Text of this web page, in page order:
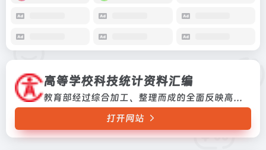
高等学校科技统计资料汇编
教育部经过综合加工、整理而成的全面反映高等学校科技活动总体情况的数据资料汇集教育部经过综合加工、整理而成的全面反映高等学校科技活动总体情况的数据资料汇集
打开网站